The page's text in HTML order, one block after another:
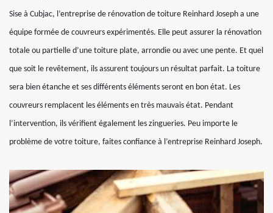
Sise à Cubjac, l’entreprise de rénovation de toiture Reinhard Joseph a une
équipe formée de couvreurs expérimentés. Elle peut assurer la rénovation
totale ou partielle d’une toiture plate, arrondie ou avec une pente. Et quel
que soit le revêtement, ils assurent toujours un résultat parfait. La toiture
sera bien étanche et ses différents éléments seront en bon état. Les
couvreurs remplacent les éléments en très mauvais état. Pendant
l’intervention, ils vérifient également les zingueries. Peu importe le
problème de votre toiture, faites confiance à l’entreprise Reinhard Joseph.